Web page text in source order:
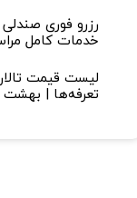
رزرو فوری
خدمات کامل
لیست قیمت
تعرفه‌ها | بهشت